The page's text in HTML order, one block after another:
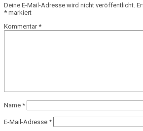
Deine E-Mail-Adresse wird nicht veröffentlicht.
* markiert
Kommentar*
Name *
E-Mail-Adresse *